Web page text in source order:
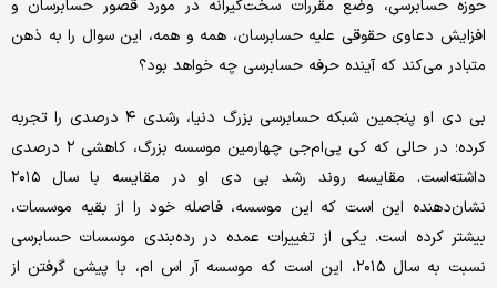
حوزه حسابرسی، وضع مقررات سخت‌گیرانه در مورد قصور حسابرسان و
افزایش دعاوی حقوقی علیه حسابرسان، همه و همه، این سوال را به ذهن
متبادر می‌کند که آینده حرفه حسابرسی چه خواهد بود؟
بی دی او پنجمین شبکه حسابرسی بزرگ دنیا، رشدی ۴ در‌صدی را تجربه
کرده؛ در حالی که کی پی‌ام‌جی چهارمین موسسه بزرگ، کاهشی ۲ درصدی
داشته‌است. مقایسه روند رشد بی دی او در مقایسه با سال ۲۰۱۵
نشان‌دهنده این است که این موسسه، فاصله خود را از بقیه موسسات،
بیشتر کرده است. یکی از تغییرات عمده در رده‌بندی موسسات حسابرسی
نسبت به سال ۲۰۱۵، این است که موسسه آر اس ام، با پیشی گرفتن از